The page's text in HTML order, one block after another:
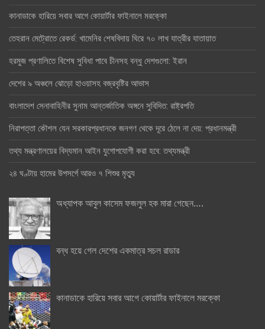
কানাডাকে হারিয়ে সবার আগে কোয়ার্টার ফাইনালে মরক্কো
তেহরান মেট্রোতে রেকর্ড: খামেনির শেষবিদায় ঘিরে ৭০ লাখ যাত্রীর যাতায়াত
হরমুজ প্রণালিতে বিশেষ সুবিধা পাবে চীনসহ বন্ধু দেশগুলো: ইরান
দেশের ৯ অঞ্চলে ঝোড়ো হাওয়াসহ বজ্রবৃষ্টির আভাস
বাংলাদেশ সেনাবাহিনীর সুনাম আন্তর্জাতিক অঙ্গনে সুবিদিত: রাষ্ট্রপতি
নিরাপত্তা কৌশল যেন সরকারপ্রধানকে জনগণ থেকে দূরে ঠেলে না দেয়: প্রধানমন্ত্রী
তথ্য মন্ত্রণালয়ের বিদ্যমান আইন যুগোপযোগী করা হবে: তথ্যমন্ত্রী
২৪ ঘণ্টায় হামের উপসর্গে আরও ৭ শিশুর মৃত্যু
অধ্যাপক আবুল কাসেম ফজলুল হক মারা গেছেন….
বন্ধ হয়ে গেল দেশের একমাত্র সচল রাডার
কানাডাকে হারিয়ে সবার আগে কোয়ার্টার ফাইনালে মরক্কো